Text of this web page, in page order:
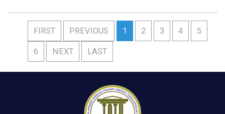
FIRST PREVIOUS 1 2 3 4 5
6 NEXT LAST